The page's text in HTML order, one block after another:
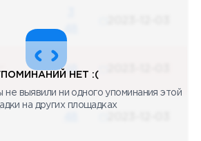
48
48
НЕТ :(
не выявили ни одного упоминания этой
на других площадках